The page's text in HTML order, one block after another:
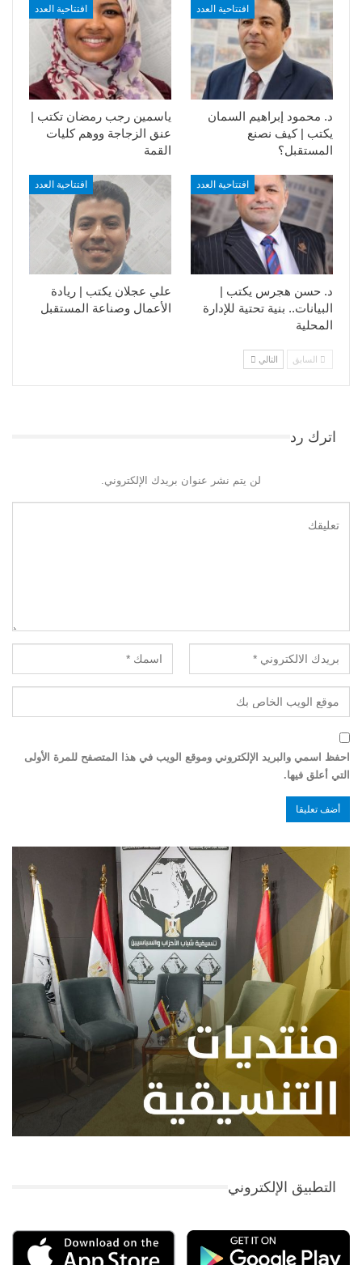
افتتاحية العدد
ياسمين رجب رمضان تكتب |
عنق الزجاجة ووهم كليات
القمة
افتتاحية العدد
د. محمود إبراهيم السمان
يكتب | كيف نصنع
المستقبل؟
افتتاحية العدد
علي عجلان يكتب | ريادة
الأعمال وصناعة المستقبل
افتتاحية العدد
د. حسن هجرس يكتب |
البيانات.. بنية تحتية للإدارة
المحلية
السابق التالي
اترك رد
لن يتم نشر عنوان بريدك الإلكتروني.
احفظ اسمي والبريد الإلكتروني وموقع الويب في هذا المتصفح للمرة الأولى
التي أعلق فيها.
التطبيق الإلكتروني